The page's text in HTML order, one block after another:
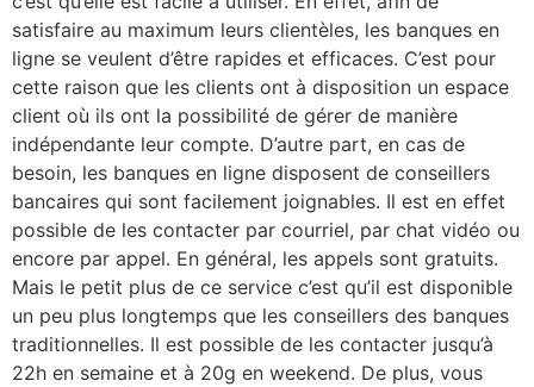
satisfaire au maximum leurs clientèles, les banques en
ligne se veulent d’être rapides et efficaces. C’est pour
cette raison que les clients ont à disposition un espace
client où ils ont la possibilité de gérer de manière
indépendante leur compte. D’autre part, en cas de
besoin, les banques en ligne disposent de conseillers
bancaires qui sont facilement joignables. Il est en effet
possible de les contacter par courriel, par chat vidéo ou
encore par appel. En général, les appels sont gratuits.
Mais le petit plus de ce service c’est qu’il est disponible
un peu plus longtemps que les conseillers des banques
traditionnelles. Il est possible de les contacter jusqu’à
22h en semaine et à 20g en weekend. De plus, vous